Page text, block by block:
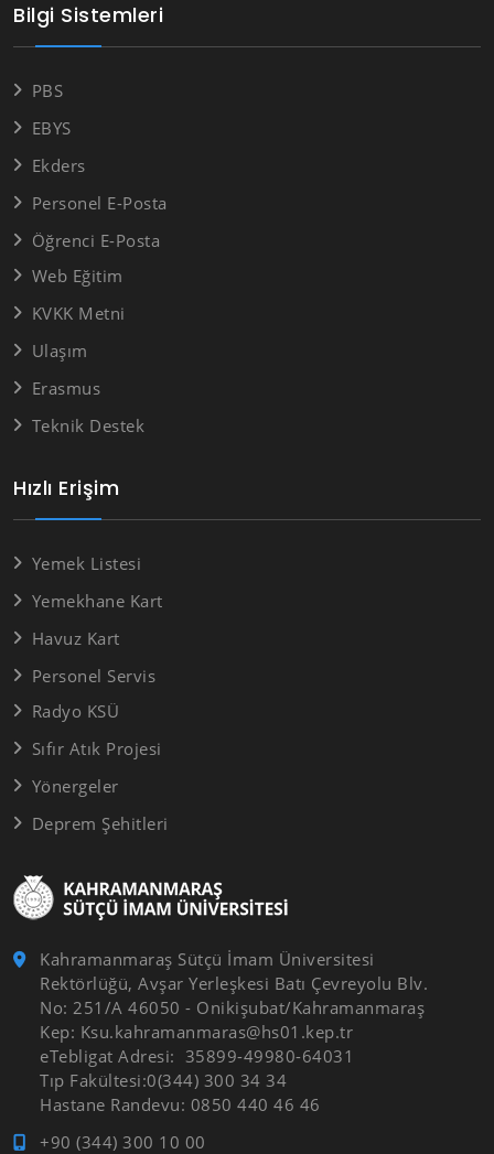
Kahramanmaraş Sütçü İmam Üniversitesi
Rektörlüğü, Avşar Yerleşkesi Batı Çevreyolu Blv.
No: 251/A 46050 - Onikişubat/Kahramanmaraş
Kep: Ksu.kahramanmaras@hs01.kep.tr
eTebligat Adresi: 35899-49980-64031
Tıp Fakültesi:0(344) 300 34 34
Hastane Randevu: 0850 440 46 46
+90 (344) 300 10 00
Hızlı Erişim
Yemek Listesi
Yemekhane Kart
Havuz Kart
Personel Servis
Radyo KSÜ
Sıfır Atık Projesi
Yönergeler
Deprem Şehitleri
Bilgi Sistemleri
PBS
EBYS
Ekders
Personel E-Posta
Öğrenci E-Posta
Web Eğitim
KVKK Metni
Ulaşım
Erasmus
Teknik Destek